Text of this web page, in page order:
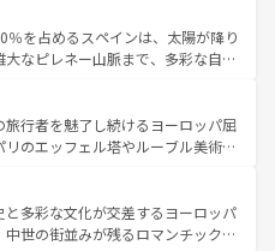
い田園風景やアマルフィ海岸の絶
せない。観光の合間には、本場の
のイタリア料理を堪能することも
、忘れられない旅をしてみよう！
情報はコンテンツ一覧 を参照してほ
％を占めるスペインは、太陽が降り
なピレネー山脈まで、多彩な自然
、情熱的なフラメンコ、熱気あふ
いタパスが生活の一部となってい
練された雰囲気や、バルセロナの
ーチリゾートまで多彩な表情を見
土や気候が異なるスペインはその個
性で訪れる人を魅了する。 なお、新着のスペイン情報はコ
旅行者を魅了し続けるヨーロッパ屈
のエッフェル塔やルーブル美術館
ている。華麗な宮殿、歴史的な大
そして豊かな自然が、訪れる者を心
ランスは美食の国としても知ら
と多彩な文化が交差するヨーロッパ
世の街並みが残るロマンチック街